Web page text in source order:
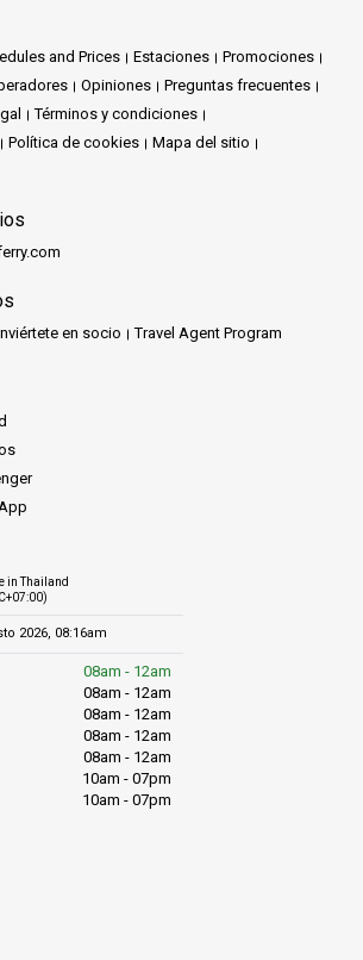
and Prices Estaciones
Promociones
Opiniones
Preguntas frecuentes
Términos y condiciones
Política de cookies
Mapa del sitio
en socio Travel Agent Program
in Thailand
2026, 08:16am
08am - 12am
08am - 12am
08am - 12am
08am - 12am
08am - 12am
10am - 07pm
10am - 07pm